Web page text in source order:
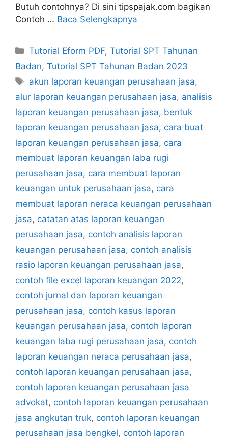
Butuh contohnya? Di sini tipspajak.com bagikan
Contoh … Baca Selengkapnya
Kategori
Tutorial Eform PDF,Tutorial SPT Tahunan
Badan, Tutorial SPT Tahunan Badan 2023
Tag
akun laporan keuangan perusahaan jasa,
alur laporan keuangan perusahaan jasa, analisis
laporan keuangan perusahaan jasa, bentuk
laporan keuangan perusahaan jasa, cara buat
laporan keuangan perusahaan jasa, cara
membuat laporan keuangan laba rugi
perusahaan jasa, cara membuat laporan
keuangan untuk perusahaan jasa, cara
membuat laporan neraca keuangan perusahaan
jasa, catatan atas laporan keuangan
perusahaan jasa, contoh analisis laporan
keuangan perusahaan jasa, contoh analisis
rasio laporan keuangan perusahaan jasa,
contoh file excel laporan keuangan 2022,
contoh jurnal dan laporan keuangan
perusahaan jasa, contoh kasus laporan
keuangan perusahaan jasa, contoh laporan
keuangan laba rugi perusahaan jasa, contoh
laporan keuangan neraca perusahaan jasa,
contoh laporan keuangan perusahaan jasa,
contoh laporan keuangan perusahaan jasa
advokat, contoh laporan keuangan perusahaan
jasa angkutan truk, contoh laporan keuangan
perusahaan jasa bengkel, contoh laporan